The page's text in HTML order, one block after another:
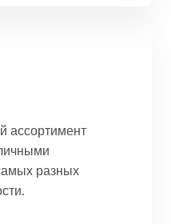
ассортимент
разных